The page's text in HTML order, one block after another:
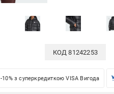
КОД81242253
-10% з суперкредиткою VISA Вигода